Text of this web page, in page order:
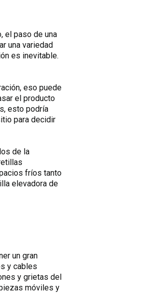
el paso de una
una variedad
es inevitable.
eso puede
el producto
esto podría
para decidir
de la
fríos tanto
elevadora de
un gran
y cables
y grietas del
móviles y